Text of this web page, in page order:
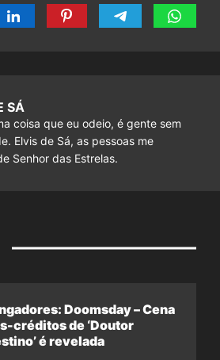
SÁ
coisa que eu odeio, é gente sem
Elvis de Sá, as pessoas me
Senhor das Estrelas.
Doomsday – Cena
créditos de ‘Doutor
é revelada